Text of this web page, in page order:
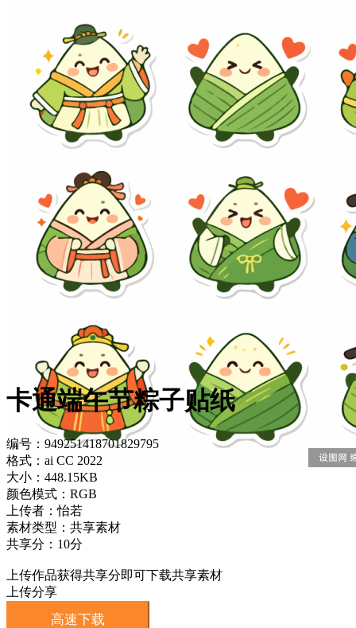
卡通端午节粽子贴纸
编号：949251418701829795
格式：ai CC 2022
大小：448.15KB
颜色模式：RGB
上传者：怡若
素材类型：共享素材
共享分：10分
上传作品获得共享分即可下载共享素材
上传分享
高速下载